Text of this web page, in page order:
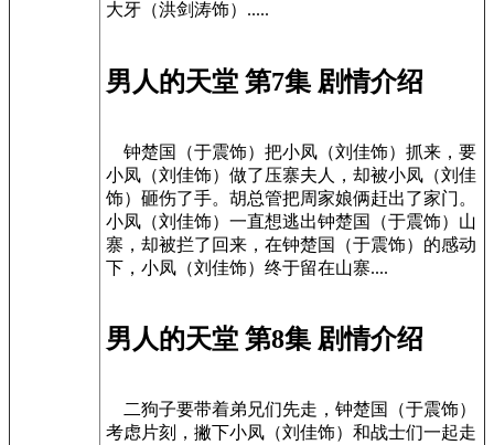
大牙（洪剑涛饰）.....
男人的天堂 第7集 剧情介绍
钟楚国（于震饰）把小凤（刘佳饰）抓来，要
小凤（刘佳饰）做了压寨夫人，却被小凤（刘佳
饰）砸伤了手。胡总管把周家娘俩赶出了家门。
小凤（刘佳饰）一直想逃出钟楚国（于震饰）山
寨，却被拦了回来，在钟楚国（于震饰）的感动
下，小凤（刘佳饰）终于留在山寨....
男人的天堂 第8集 剧情介绍
二狗子要带着弟兄们先走，钟楚国（于震饰）
考虑片刻，撇下小凤（刘佳饰）和战士们一起走